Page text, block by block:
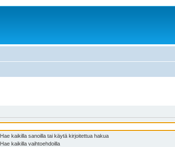
Hae kaikilla sanoilla tai käytä kirjoitettua hakua
Hae kaikilla vaihtoehdoilla